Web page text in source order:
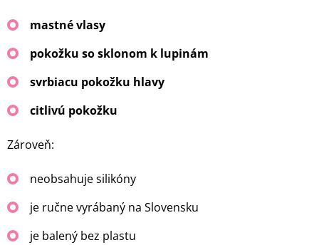
mastné vlasy
pokožku so sklonom k lupinám
svrbiacu pokožku hlavy
citlivú pokožku
Zároveň:
neobsahuje silikóny
je ručne vyrábaný na Slovensku
je balený bez plastu